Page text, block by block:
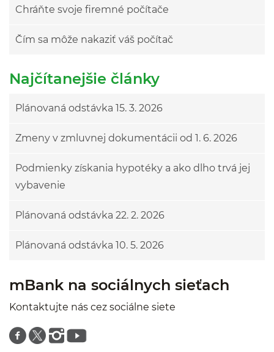
Chráňte svoje firemné počítače
Čím sa môže nakaziť váš počítač
Najčítanejšie články
Plánovaná odstávka 15. 3. 2026
Zmeny v zmluvnej dokumentácii od 1. 6. 2026
Podmienky získania hypotéky a ako dlho trvá jej
vybavenie
Plánovaná odstávka 22. 2. 2026
Plánovaná odstávka 10. 5. 2026
mBank na sociálnych sieťach
Kontaktujte nás cez sociálne siete
Znajdź nas na facebooku
Znajdź nas na twitterze
Znajdź nas na instagramie
Znajdź nas na youtube